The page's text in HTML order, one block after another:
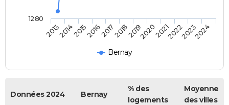
Bernay
201320142015201620172018201920202021202220232024
1280
Données 2024 Bernay
% des
logements
Moyenne
des villes